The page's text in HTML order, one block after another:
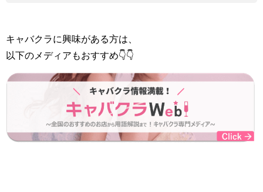
キャバクラに興味がある方は、
以下のメディアもおすすめ👇👇